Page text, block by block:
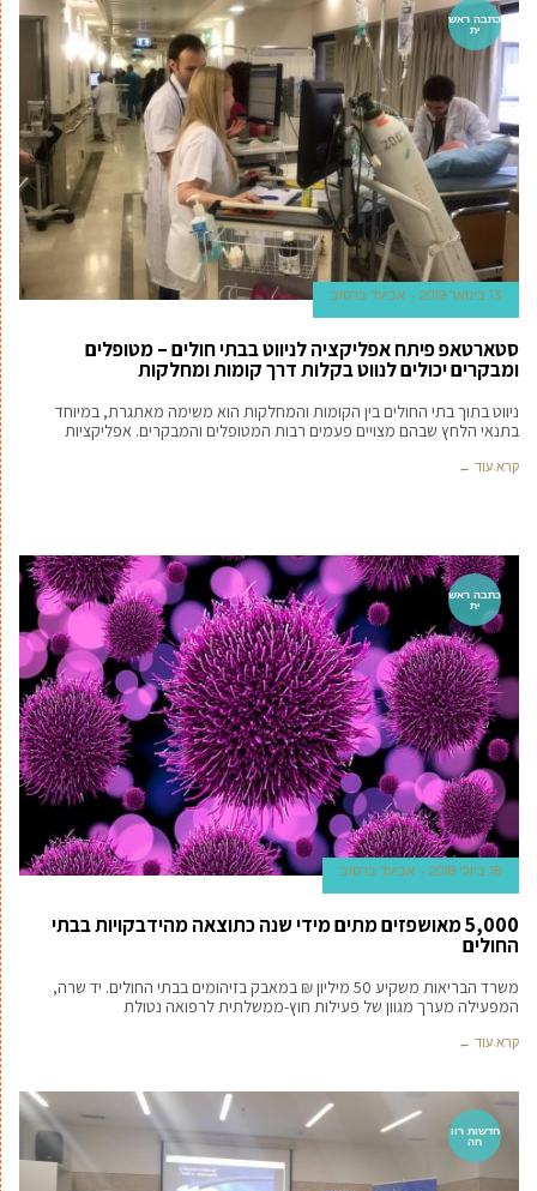
כתבה ראש
ית
13 בינואר 2019 אביעד ברטוב
סטארטאפ פיתח אפליקציה לניווט בבתי חולים – מטופלים
ומבקרים יכולים לנווט בקלות דרך קומות ומחלקות
ניווט בתוך בתי החולים בין הקומות והמחלקות הוא משימה מאתגרת, במיוחד
בתנאי הלחץ שבהם מצויים פעמים רבות המטופלים והמבקרים. אפליקציות
קרא עוד ←
כתבה ראש
ית
18 ביולי 2018 אביעד ברטוב
5,000 מאושפזים מתים מידי שנה כתוצאה מהידבקויות בבתי
החולים
משרד הבריאות משקיע 50 מיליון ₪ במאבק בזיהומים בבתי החולים. יד שרה,
המפעילה מערך מגוון של פעילות חוץ-ממשלתית לרפואה נטולת
קרא עוד ←
חדשות רוו
חה